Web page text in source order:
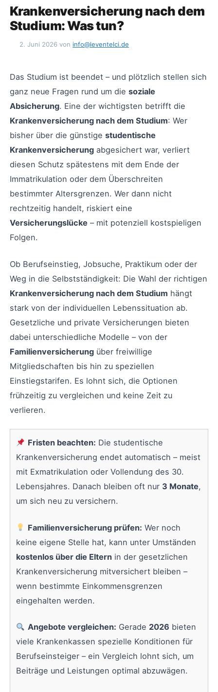
Krankenversicherung nach dem
Studium: Was tun?
2. Juni 2026 von info@leventelci.de
Das Studium ist beendet – und plötzlich stellen sich
ganz neue Fragen rund um die soziale
Absicherung. Eine der wichtigsten betrifft die
Krankenversicherung nach dem Studium: Wer
bisher über die günstige studentische
Krankenversicherung abgesichert war, verliert
diesen Schutz spätestens mit dem Ende der
Immatrikulation oder dem Überschreiten
bestimmter Altersgrenzen. Wer dann nicht
rechtzeitig handelt, riskiert eine
Versicherungslücke – mit potenziell kostspieligen
Folgen.
Ob Berufseinstieg, Jobsuche, Praktikum oder der
Weg in die Selbstständigkeit: Die Wahl der richtigen
Krankenversicherung nach dem Studium hängt
stark von der individuellen Lebenssituation ab.
Gesetzliche und private Versicherungen bieten
dabei unterschiedliche Modelle – von der
Familienversicherung über freiwillige
Mitgliedschaften bis hin zu speziellen
Einstiegstarifen. Es lohnt sich, die Optionen
frühzeitig zu vergleichen und keine Zeit zu
verlieren.
Fristen beachten: Die studentische
Krankenversicherung endet automatisch – meist
mit Exmatrikulation oder Vollendung des 30.
Lebensjahres. Danach bleiben oft nur 3 Monate,
um sich neu zu versichern.
Familienversicherung prüfen: Wer noch
keine eigene Stelle hat, kann unter Umständen
kostenlos über die Eltern in der gesetzlichen
Krankenversicherung mitversichert bleiben –
wenn bestimmte Einkommensgrenzen
eingehalten werden.
Angebote vergleichen: Gerade 2026 bieten
viele Krankenkassen spezielle Konditionen für
Berufseinsteiger – ein Vergleich lohnt sich, um
Beiträge und Leistungen optimal abzuwägen.